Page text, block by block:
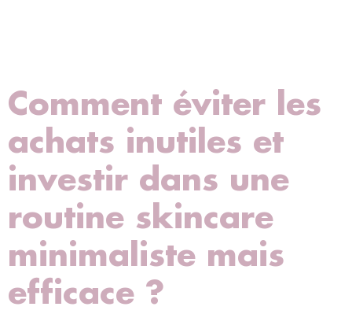
Comment éviter les
achats inutiles et
investir dans une
routine skincare
minimaliste mais
efficace ?